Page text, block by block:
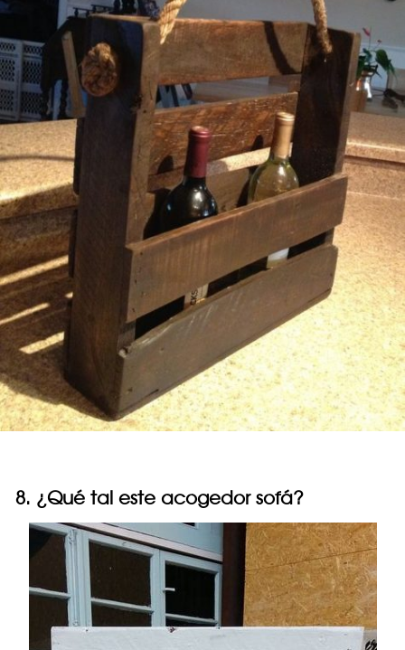
8. ¿Qué tal este acogedor sofá?